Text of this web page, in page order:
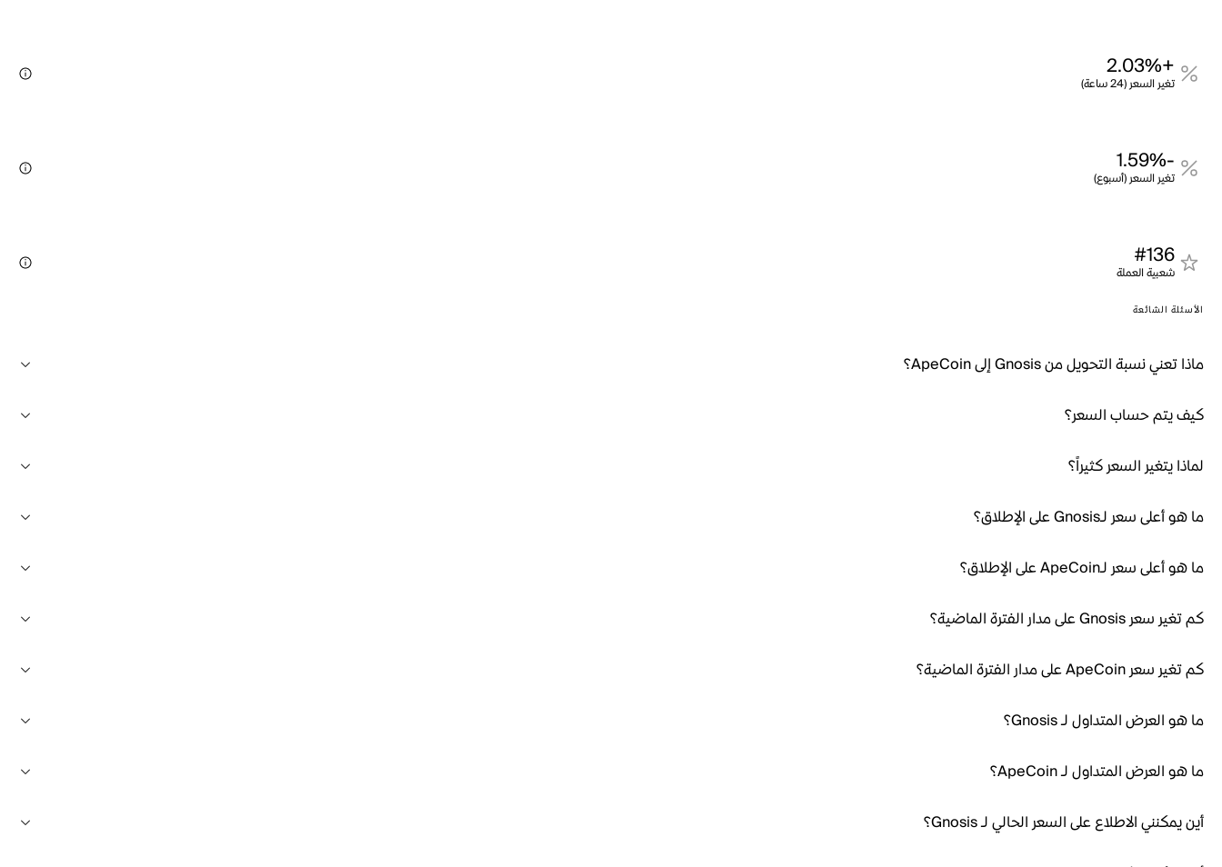
+2.03%
تغير السعر (24 ساعة)
-1.59%
تغير السعر (أسبوع)
#136
شعبية العملة
الأسئلة الشائعة
ماذا تعني نسبة التحويل من Gnosis إلى ApeCoin؟
كيف يتم حساب السعر؟
لماذا يتغير السعر كثيراً؟
ما هو أعلى سعر لـGnosis على الإطلاق؟
ما هو أعلى سعر لـApeCoin على الإطلاق؟
كم تغير سعر Gnosis على مدار الفترة الماضية؟
كم تغير سعر ApeCoin على مدار الفترة الماضية؟
ما هو العرض المتداول لـ Gnosis؟
ما هو العرض المتداول لـ ApeCoin؟
أين يمكنني الاطلاع على السعر الحالي لـ Gnosis؟